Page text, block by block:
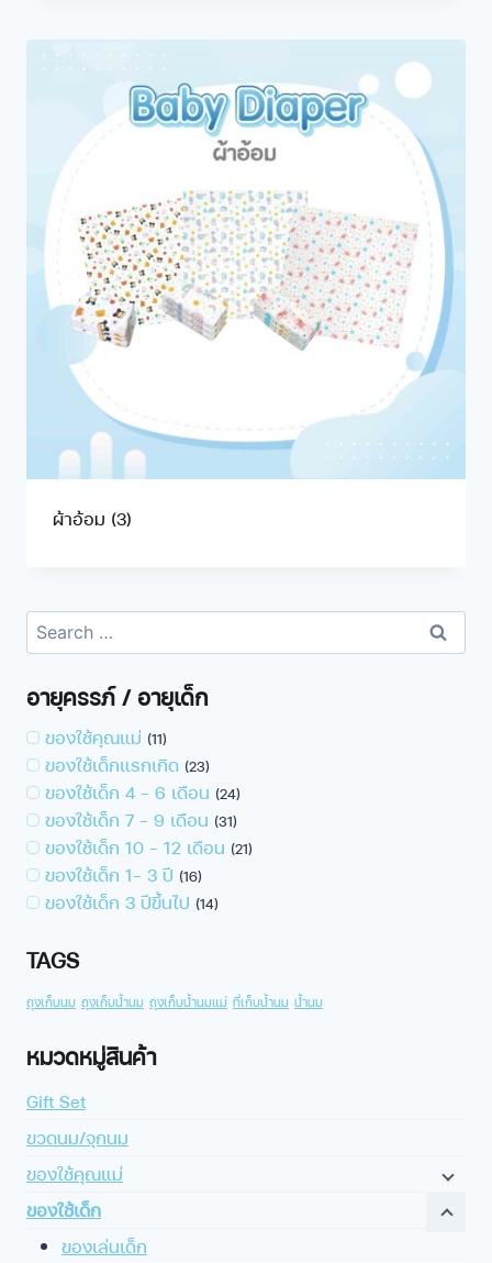
ผ้าอ้อม (3)
อายุครรภ์ / อายุเด็ก
ของใช้คุณแม่ (11)
ของใช้เด็กแรกเกิด (23)
ของใช้เด็ก 4 - 6 เดือน (24)
ของใช้เด็ก 7 - 9 เดือน (31)
ของใช้เด็ก 10 – 12 เดือน (21)
ของใช้เด็ก 1- 3 ปี (16)
ของใช้เด็ก 3 ปีขึ้นไป (14)
TAGS
ถุงเก็บนม ถุงเก็บน้ำนม ถุงเก็บน้ำนมแม่ ที่เก็บน้ำนม น้ำนม
หมวดหมู่สินค้า
Gift Set
ขวดนม/จุกนม
ของใช้คุณแม่
ของใช้เด็ก
ของเล่นเด็ก